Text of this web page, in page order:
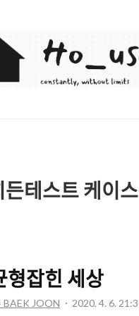
Ho_use
든테스트 케이스
잡힌 세상
BAEK JOON 2020. 4. 6.